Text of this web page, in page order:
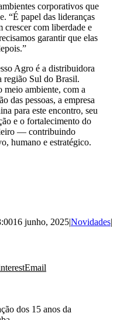
corporativos que
“É papel das lideranças
crescer com liberdade e
garantir que elas
Agro é a distribuidora
região Sul do Brasil.
meio ambiente, com a
das pessoas, a empresa
para este encontro, seu
e o fortalecimento do
— contribuindo
humano e estratégico.
16 junho, 2025|Novidades|
Email